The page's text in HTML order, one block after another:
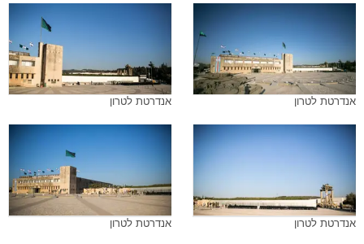
אנדרטת לטרון אנדרטת לטרון
אנדרטת לטרון אנדרטת לטרון